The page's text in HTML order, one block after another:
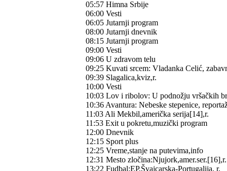
05:57 Himna Srbije
06:00 Vesti
06:05 Jutarnji program
08:00 Jutarnji dnevnik
08:15 Jutarnji program
09:00 Vesti
09:06 U zdravom telu
09:25 Kuvati srcem: Vladanka Celić,
09:39 Slagalica,kviz,r.
10:00 Vesti
10:03 Lov i ribolov: U podnožju vršačkih
10:36 Avantura: Nebeske stepenice,
11:03 Ali Mekbil,američka serija[14],r.
11:53 Exit u pokretu,muzički program
12:00 Dnevnik
12:15 Sport plus
12:25 Vreme,stanje na putevima,info
12:31 Mesto zločina:Njujork,amer.ser.[16],r.
13:22 Fudbal:EP,Švajcarska-Portugalija, r.